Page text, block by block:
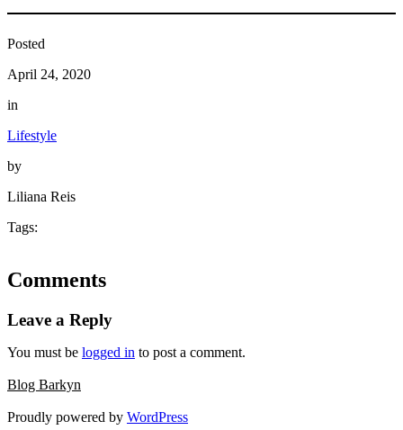
Posted
April 24, 2020
in
Lifestyle
by
Liliana Reis
Tags:
Comments
Leave a Reply
You must be logged in to post a comment.
Blog Barkyn
Proudly powered by WordPress